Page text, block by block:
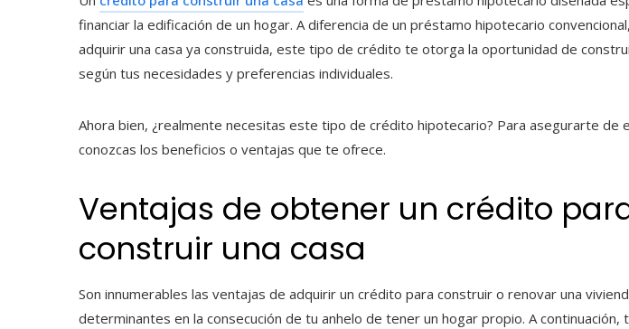
financiar la edificación de un hogar. A diferencia de un préstamo hipotecario
adquirir una casa ya construida, este tipo de crédito te otorga la oportunidad de
según tus necesidades y preferencias individuales.
Ahora bien, ¿realmente necesitas este tipo de crédito hipotecario? Para asegurarte de
conozcas los beneficios o ventajas que te ofrece.
Ventajas de obtener un crédito
construir una casa
Son innumerables las ventajas de adquirir un crédito para construir o renovar una
determinantes en la consecución de tu anhelo de tener un hogar propio. A continuación,